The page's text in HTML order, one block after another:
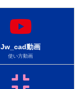
Jw_cad動画
使い方動画